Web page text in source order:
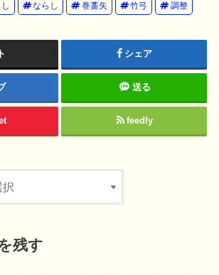
ならし 巻藁矢 竹弓 調整
シェア
送る
feedly
残す